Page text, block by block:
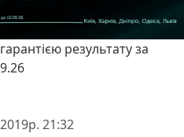
результату за
21:32